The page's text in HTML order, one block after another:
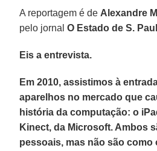
A reportagem é de Alexandre
pelo jornalO Estado de S.
Eis a entrevista.
Em 2010, assistimos à
aparelhos no mercado que
história da computação: o
Kinect, da Microsoft. Ambos
pessoais, mas não são como